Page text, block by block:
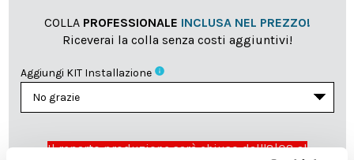
COLLA PROFESSIONALE INCLUSA NEL PREZZO!
Riceverai la colla senza costi aggiuntivi!
Aggiungi KIT Installazione info
Il reparto produzione sarà chiuso dall'8|08 al